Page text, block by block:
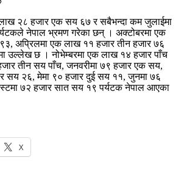
लाख २८ हजार एक सय ६७ र सबैभन्दा कम जुलाईमा
नेपाल भ्रमण गरेका छन् । अक्टोबरमा एक
अप्रिलमा एक लाख ११ हजार तीन हजार ७६
उल्लेख छ । नोभेम्बरमा एक लाख १४ हजार पाँच
तीन सय पाँच, जनवरीमा ७९ हजार एक सय,
सय २६, मेमा ९० हजार दुई सय ११, जुनमा ७६
७२ हजार सात सय १९ पर्यटक नेपाल आएका
X